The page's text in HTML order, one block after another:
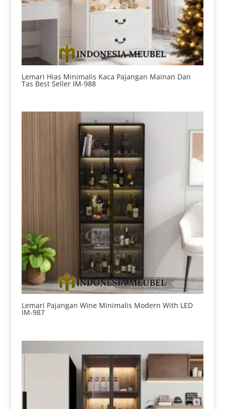
Lemari Hias Minimalis Kaca Pajangan Mainan Dan
Tas Best Seller IM-988
Lemari Pajangan Wine Minimalis Modern With LED
IM-987